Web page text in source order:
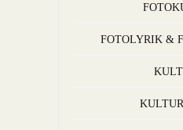
FOTOLYRIK &